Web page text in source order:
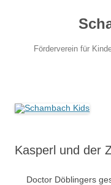
Förderverein für
Kasperl und der
Doctor Döblingers